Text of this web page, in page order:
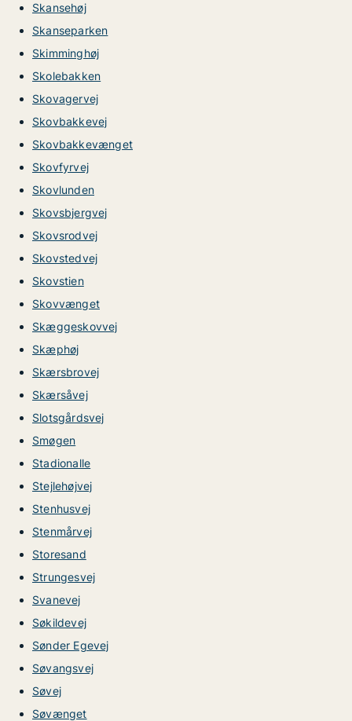
Skansehøj
Skanseparken
Skimminghøj
Skolebakken
Skovagervej
Skovbakkevej
Skovbakkevænget
Skovfyrvej
Skovlunden
Skovsbjergvej
Skovsrodvej
Skovstedvej
Skovstien
Skovvænget
Skæggeskovvej
Skæphøj
Skærsbrovej
Skærsåvej
Slotsgårdsvej
Smøgen
Stadionalle
Stejlehøjvej
Stenhusvej
Stenmårvej
Storesand
Strungesvej
Svanevej
Søkildevej
Sønder Egevej
Søvangsvej
Søvej
Søvænget